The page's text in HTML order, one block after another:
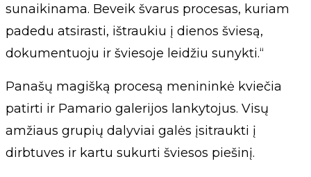
sunaikinama. Beveik švarus procesas, kuriam
padedu atsirasti, ištraukiu į dienos šviesą,
dokumentuoju ir šviesoje leidžiu sunykti.“
Panašų magišką procesą menininkė kviečia
patirti ir Pamario galerijos lankytojus. Visų
amžiaus grupių dalyviai galės įsitraukti į
dirbtuves ir kartu sukurti šviesos piešinį.